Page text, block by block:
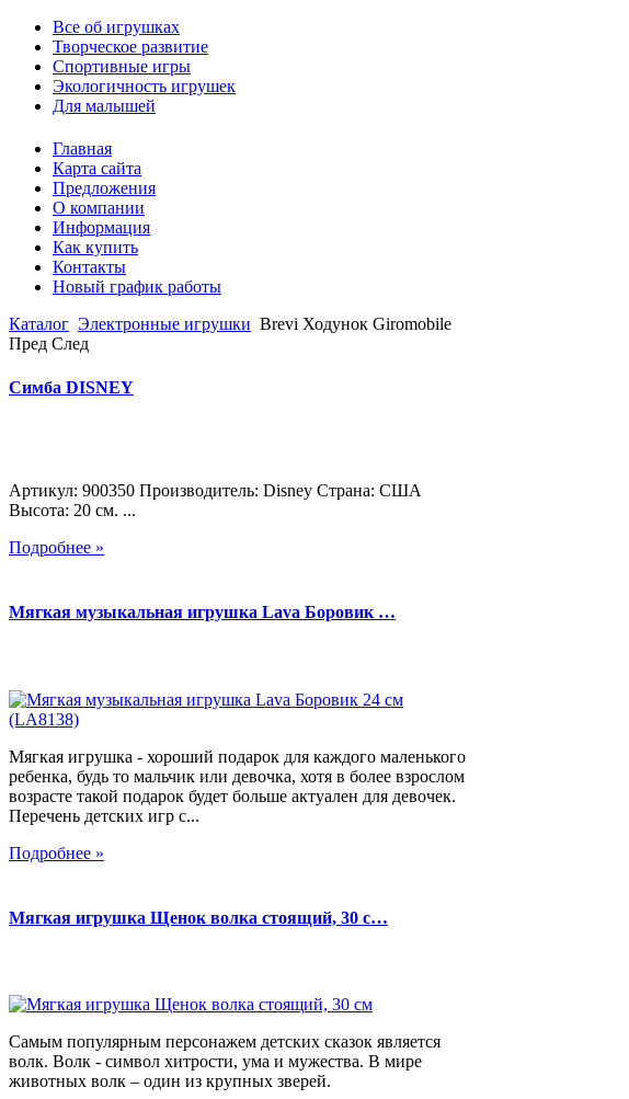
Все об игрушках
Творческое развитие
Спортивные игры
Экологичность игрушек
Для малышей
Главная
Карта сайта
Предложения
О компании
Информация
Как купить
Контакты
Новый график работы
Каталог Электронные игрушки Brevi Ходунок Giromobile
Пред След
Симба DISNEY
Артикул: 900350 Производитель: Disney Страна: США
Высота: 20 см. ...
Подробнее »
Мягкая музыкальная игрушка Lava Боровик …
Мягкая игрушка - хороший подарок для каждого маленького
ребенка, будь то мальчик или девочка, хотя в более взрослом
возрасте такой подарок будет больше актуален для девочек.
Перечень детских игр с...
Подробнее »
Мягкая игрушка Щенок волка стоящий, 30 с…
Самым популярным персонажем детских сказок является
волк. Волк - символ хитрости, ума и мужества. В мире
животных волк – один из крупных зверей.